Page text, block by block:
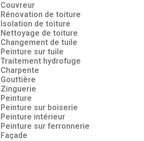
Couvreur
Rénovation de toiture
Isolation de toiture
Nettoyage de toiture
Changement de tuile
Peinture sur tuile
Traitement hydrofuge
Charpente
Gouttière
Zinguerie
Peinture
Peinture sur boiserie
Peinture intérieur
Peinture sur ferronnerie
Façade